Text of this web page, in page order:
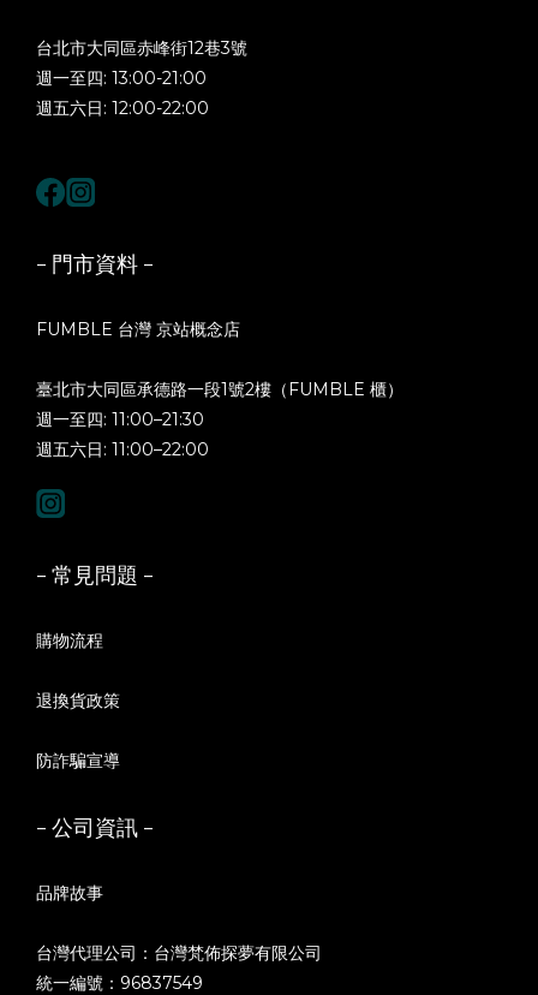
台北市大同區赤峰街12巷3號
週一至四: 13:00-21:00
週五六日: 12:00-22:00
- 門市資料 -
FUMBLE 台灣 京站概念店
臺北市大同區承德路一段1號2樓（FUMBLE 櫃）
週一至四: 11:00–21:30
週五六日: 11:00–22:00
- 常見問題 -
購物流程
退換貨政策
防詐騙宣導
- 公司資訊 -
品牌故事
台灣代理公司：台灣梵佈探夢有限公司
統一編號：96837549